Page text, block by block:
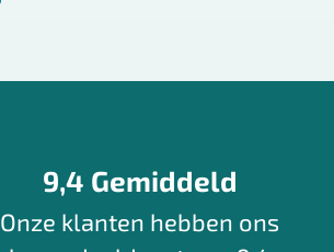
9,4 Gemiddeld
Onze klanten hebben ons